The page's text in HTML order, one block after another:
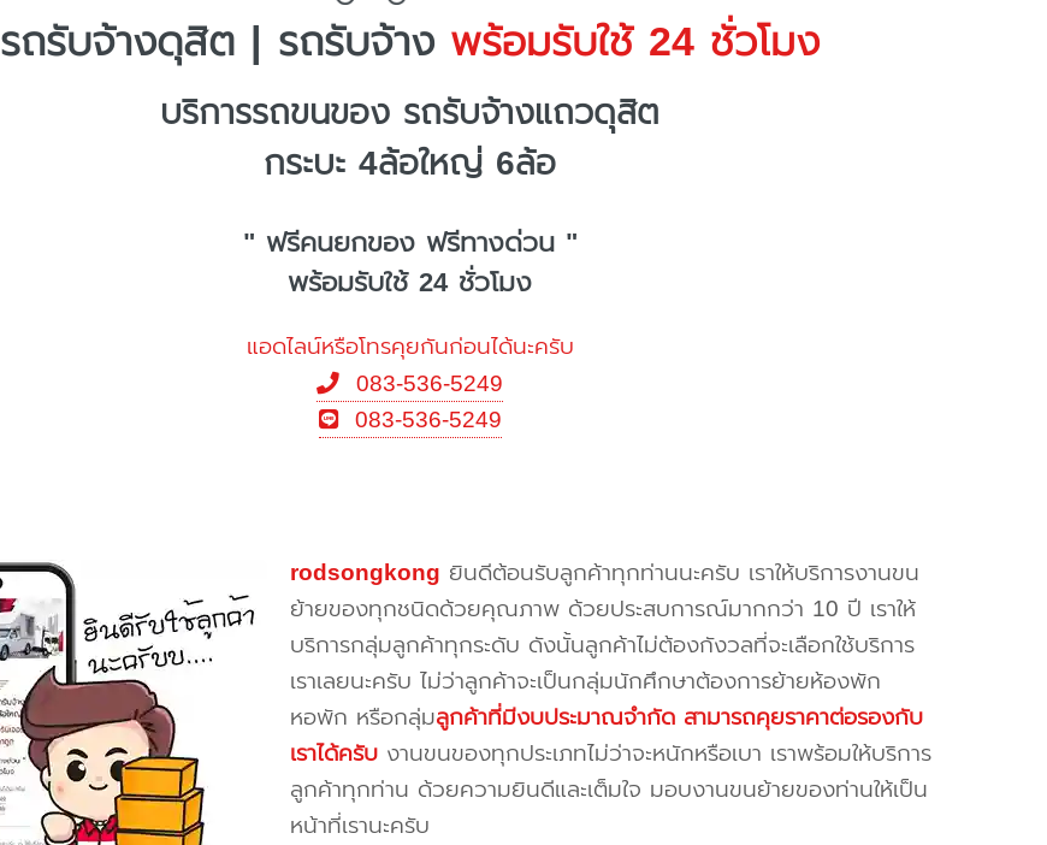
รถรับจ้างดุสิต | รถรับจ้าง พร้อมรับใช้ 24 ชั่วโมง
บริการรถขนของ รถรับจ้างแถวดุสิต
กระบะ 4ล้อใหญ่ 6ล้อ
" ฟรีคนยกของ ฟรีทางด่วน "
พร้อมรับใช้ 24 ชั่วโมง
แอดไลน์หรือโทรคุยกันก่อนได้นะครับ
083-536-5249
083-536-5249
rodsongkong ยินดีต้อนรับลูกค้าทุกท่านนะครับ เราให้บริการงานขน
ย้ายของทุกชนิดด้วยคุณภาพ ด้วยประสบการณ์มากกว่า 10 ปี เราให้
บริการกลุ่มลูกค้าทุกระดับ ดังนั้นลูกค้าไม่ต้องกังวลที่จะเลือกใช้บริการ
เราเลยนะครับ ไม่ว่าลูกค้าจะเป็นกลุ่มนักศึกษาต้องการย้ายห้องพัก
หอพัก หรือกลุ่มลูกค้าที่มีงบประมาณจำกัด สามารถคุยราคาต่อรองกับ
เราได้ครับงานขนของทุกประเภทไม่ว่าจะหนักหรือเบา เราพร้อมให้บริการ
ลูกค้าทุกท่าน ด้วยความยินดีและเต็มใจ มอบงานขนย้ายของท่านให้เป็น
หน้าที่เรานะครับ